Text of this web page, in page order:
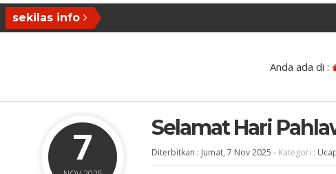
sekilas info
Anda ada di :
7 Selamat Hari
Diterbitkan : Jumat, 7 Nov 2025 - Kategori :